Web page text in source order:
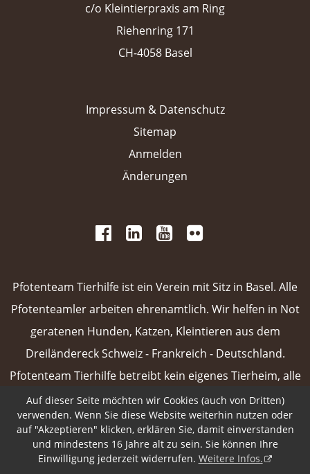
c/o Kleintierpraxis am Ring
Riehenring 171
CH-4058 Basel
Impressum & Datenschutz
Sitemap
Anmelden
Änderungen
Pfotenteam Tierhilfe ist ein Verein mit Sitz in Basel. Alle
Pfotenteamler arbeiten ehrenamtlich. Wir helfen in Not
geratenen Hunden, Katzen, Kleintieren aus dem
Dreiländereck Schweiz - Frankreich - Deutschland.
Pfotenteam Tierhilfe betreibt kein eigenes Tierheim, alle
unsere Vermittlungstiere sind in Pflegefamilien oder
Tierpensionen untergebracht.Weiterlesen
Auf dieser Seite möchten wir Cookies (auch von Dritten)
verwenden. Wenn Sie diese Website weiterhin nutzen oder
auf "Akzeptieren" klicken, erklären Sie, damit einverstanden
und mindestens 16 Jahre alt zu sein. Sie können Ihre
Einwilligung jederzeit widerrufen. Weitere Infos.